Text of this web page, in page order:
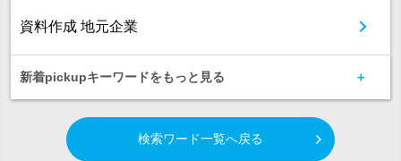
資料作成 地元企業
新着pickupキーワードをもっと見る
検索ワード一覧へ戻る